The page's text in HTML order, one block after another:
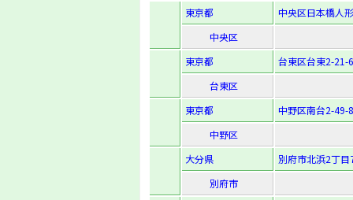
東京都
中央区日本橋人
中央区
東京都
台東区台東2-21-6
台東区
東京都
中野区南台2-49-8
中野区
大分県
別府市北浜2丁
別府市